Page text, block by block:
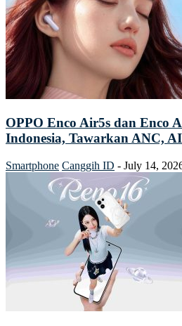
OPPO Enco Air5s dan Enco
Indonesia, Tawarkan ANC,
Smartphone Canggih ID - July 14,